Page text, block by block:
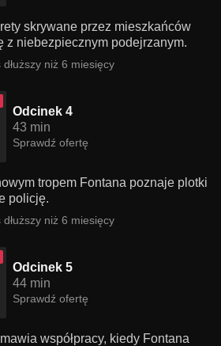
skrywane przez mieszkańców
z niebezpiecznym podejrzanym.
niż 6 miesięcy
Odcinek 4
43 min
Sprawdź ofertę
tropem Fontana poznaje plotki
policję.
niż 6 miesięcy
Odcinek 5
44 min
Sprawdź ofertę
współpracy, kiedy Fontana